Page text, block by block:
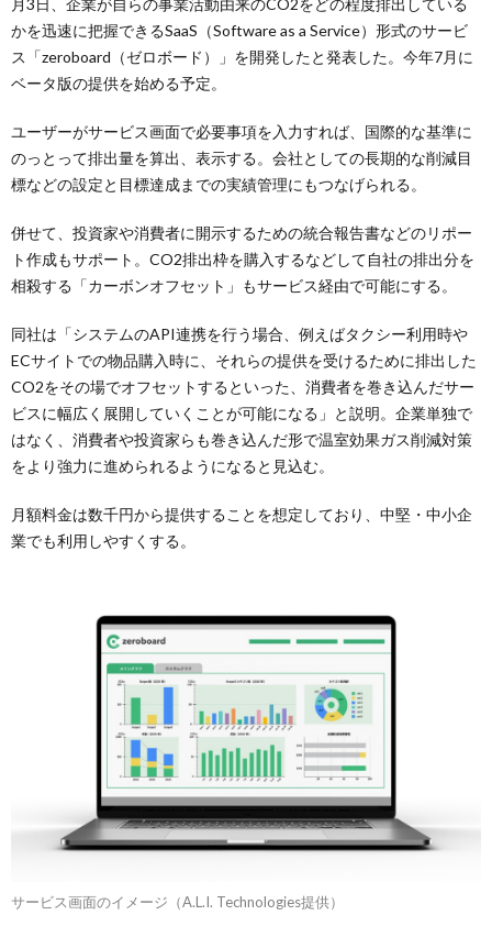
かを迅速に把握できるSaaS（Software as a Service）形式のサービ
ス「zeroboard（ゼロボード）」を開発したと発表した。今年7月に
ベータ版の提供を始める予定。
ユーザーがサービス画面で必要事項を入力すれば、国際的な基準に
のっとって排出量を算出、表示する。会社としての長期的な削減目
標などの設定と目標達成までの実績管理にもつなげられる。
併せて、投資家や消費者に開示するための統合報告書などのリポー
ト作成もサポート。CO2排出枠を購入するなどして自社の排出分を
相殺する「カーボンオフセット」もサービス経由で可能にする。
同社は「システムのAPI連携を行う場合、例えばタクシー利用時や
ECサイトでの物品購入時に、それらの提供を受けるために排出した
CO2をその場でオフセットするといった、消費者を巻き込んだサー
ビスに幅広く展開していくことが可能になる」と説明。企業単独で
はなく、消費者や投資家らも巻き込んだ形で温室効果ガス削減対策
をより強力に進められるようになると見込む。
月額料金は数千円から提供することを想定しており、中堅・中小企
業でも利用しやすくする。
サービス画面のイメージ（A.L.I. Technologies提供）